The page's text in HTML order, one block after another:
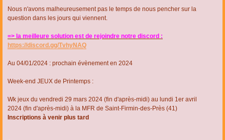
Nous n'avons malheureusement pas le temps de nous pencher sur la
question dans les jours qui viennent.
=> la meilleure solution est de rejoindre notre discord :
https://discord.gg/TvhyNAQ
Au 04/01/2024 : prochain évènement en 2024
Week-end JEUX de Printemps :
Wk jeux du vendredi 29 mars 2024 (fin d'après-midi) au lundi 1er avril
2024 (fin d'après-midi) à la MFR de Saint-Firmin-des-Près (41)
Inscriptions à venir plus tard